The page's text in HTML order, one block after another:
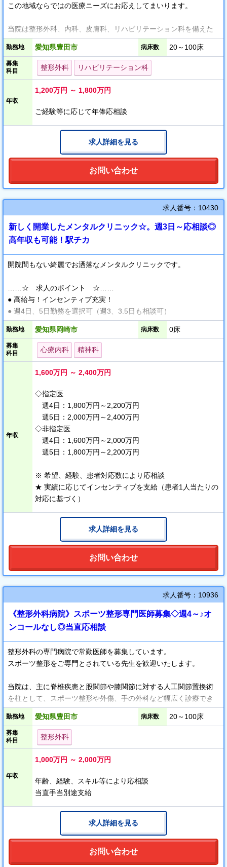
この地域ならではの医療ニーズにお応えしてまいります。
当院は整形外科、内科、皮膚科、リハビリテーション科を備えた
病院です。
病棟は一般病床と療養病床を有し、さらに介護医療院を併設して
います。
外来診療も積極的に行い「地域のホームドクター」として健康や
病気に関する些細なことでも気軽に相談できる医療機関を目指し
ております。
管疾患等の術後の患者様を中心に、充実した体制のもと個々の状
態に応じたリハビリテーションを提供しています。
数年前に新築移転したため、とても綺麗な病院で働くことができ
ます。
勤務地 愛知県豊田市 病床数 20～100床
募集
科目
整形外科 リハビリテーション科
年収
1,200万円 ～ 1,800万円
ご経験等に応じて年俸応相談
求人詳細を見る
お問い合わせ
求人番号：10430
新しく開業したメンタルクリニック☆。週3日～応相談◎
高年収も可能！駅チカ
開院間もない綺麗でお洒落なメンタルクリニックです。
……☆ 求人のポイント ☆……
● 高給与！インセンティブ充実！
● 週4日、5日勤務を選択可（週3、3.5日も相談可）
● 残業ほぼなし♪
● 医療秘書がサポート！診察に専念できる環境
● 個室休憩室完備♪プライベートな空間でリラックス
● 駅近♪電車通勤便利！車通勤も可能
快適に働ける環境づくりに力を入れています。
■ 柔軟な働き方と高待遇
￣￣￣V￣￣￣￣￣￣￣￣￣
週4日、5日勤務を選択可能（週3、週3.5も相談可）で、ライフス
勤務曜日や時間については、ご希望に応じて柔軟に対応いたしま
給与は経験や対応患者数に応じて高年俸を提供しており、実績に
さらに、交通費や有料道路代の支給もあります。
また、常勤医師には、スタッフルームとは別に専用の個室休憩室
を提供しています。
必要な物品についても院長と相談しながら整えることができ、ご
自身のペースでリラックスできる快適なスペースを確保していま
す。
院長は明るくフレンドリーな性格で、アットホームな雰囲気の職
場です。
勤務地 愛知県岡崎市 病床数 0床
募集
科目
心療内科 精神科
年収
1,600万円 ～ 2,400万円
◇指定医
週4日：1,800万円～2,200万円
週5日：2,000万円～2,400万円
◇非指定医
週4日：1,600万円～2,000万円
週5日：1,800万円～2,200万円
※ 希望、経験、患者対応数により応相談
★ 実績に応じてインセンティブを支給（患者1人当たりの
対応に基づく）
求人詳細を見る
お問い合わせ
求人番号：10936
《整形外科病院》スポーツ整形専門医師募集◇週4～♪オ
ンコールなし◎当直応相談
整形外科の専門病院で常勤医師を募集しています。
スポーツ整形をご専門とされている先生を歓迎いたします。
当院は、主に脊椎疾患と股関節や膝関節に対する人工関節置換術
を柱として、スポーツ整形や外傷、手の外科など幅広く診療でき
る体制を整えています。
手術からリハビリテーションまで一貫した治療を行うことができ
ます。
勤務地 愛知県豊田市 病床数 20～100床
募集
科目
整形外科
年収
1,000万円 ～ 2,000万円
年齢、経験、スキル等により応相談
当直手当別途支給
求人詳細を見る
お問い合わせ